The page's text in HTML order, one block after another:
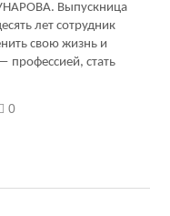
Выпускница
лет сотрудник
свою жизнь и
профессией, стать
0